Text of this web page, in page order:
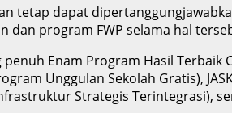
tetap dapat
program FWP selama hal
Enam Program Hasil
Unggulan Sekolah Gratis),
Strategis Terintegrasi),